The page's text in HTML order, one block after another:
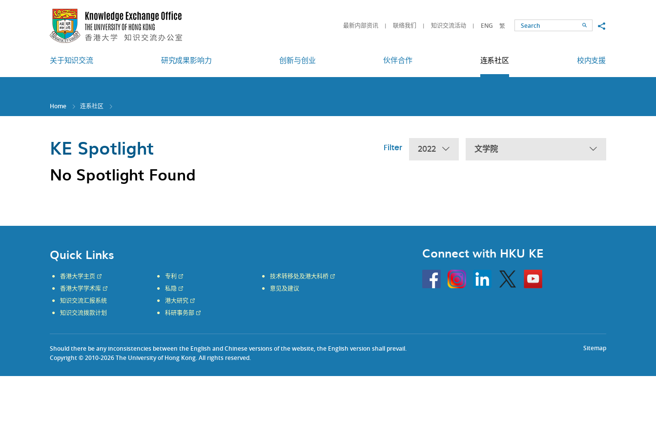
最新内部资讯 联络我们 知识交流活动 ENG 繁 SearchShare to
关于知识交流 研究成果影响力 创新与创业 伙伴合作 连系社区 校内支援
Home 连系社区
KE Spotlight Filter 2022 文学院
No Spotlight Found
Quick Links
香港大学主页
香港大学学术库
知识交流汇报系统
知识交流拨款计划
专利
私隐
港大研究
科研事务部
技术转移处及港大科桥
意见及建议
Connect with HKU KE
HKU
InstagramLinkedin Twitter
Go
to
HKU
Sitemap
Should there be any inconsistencies between the English and Chinese versions of the website, the English version shall prevail.
Copyright © 2010-2026 The University of Hong Kong. All rights reserved.